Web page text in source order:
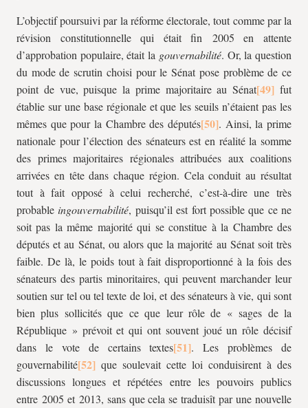
L’objectif poursuivi par la réforme électorale, tout comme par la
révision constitutionnelle qui était fin 2005 en attente
d’approbation populaire, était la gouvernabilité. Or, la question
du mode de scrutin choisi pour le Sénat pose problème de ce
point de vue, puisque la prime majoritaire au Sénat
fut
établie sur une base régionale et que les seuils n’étaient pas les
mêmes que pour la Chambre des députés
. Ainsi, la prime
nationale pour l’élection des sénateurs est en réalité la somme
des primes majoritaires régionales attribuées aux coalitions
arrivées en tête dans chaque région. Cela conduit au résultat
tout à fait opposé à celui recherché, c’est-à-dire une très
probable ingouvernabilité, puisqu’il est fort possible que ce ne
soit pas la même majorité qui se constitue à la Chambre des
députés et au Sénat, ou alors que la majorité au Sénat soit très
faible. De là, le poids tout à fait disproportionné à la fois des
sénateurs des partis minoritaires, qui peuvent marchander leur
soutien sur tel ou tel texte de loi, et des sénateurs à vie, qui sont
bien plus sollicités que ce que leur rôle de « sages de la
République » prévoit et qui ont souvent joué un rôle décisif
dans le vote de certains textes
. Les problèmes de
gouvernabilité
que soulevait cette loi conduisirent à des
discussions longues et répétées entre les pouvoirs publics
entre 2005 et 2013, sans que cela se traduisît par une nouvelle